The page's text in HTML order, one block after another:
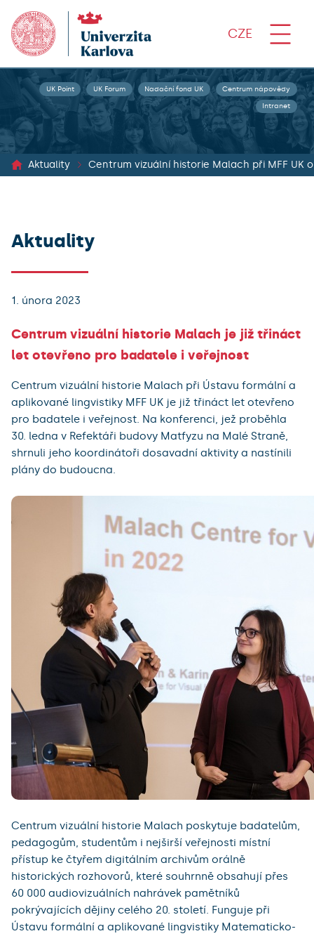
CZE
UK Point UK Forum Nadační fond UK Centrum nápovědy
Intranet
Aktuality Centrum vizuální historie Malach při MFF UK
Aktuality
1. února 2023
Centrum vizuální historie Malach je již třináct
let otevřeno pro badatele i veřejnost
Centrum vizuální historie Malach při Ústavu formální a
aplikované lingvistiky MFF UK je již třináct let otevřeno
pro badatele i veřejnost. Na konferenci, jež proběhla
30. ledna v Refektáři budovy Matfyzu na Malé Straně,
shrnuli jeho koordinátoři dosavadní aktivity a nastínili
plány do budoucna.
Centrum vizuální historie Malach poskytuje badatelům,
pedagogům, studentům i nejširší veřejnosti místní
přístup ke čtyřem digitálním archivům orálně
historických rozhovorů, které souhrnně obsahují přes
60 000 audiovizuálních nahrávek pamětníků
pokrývajících dějiny celého 20. století. Funguje při
Ústavu formální a aplikované lingvistiky Matematicko-